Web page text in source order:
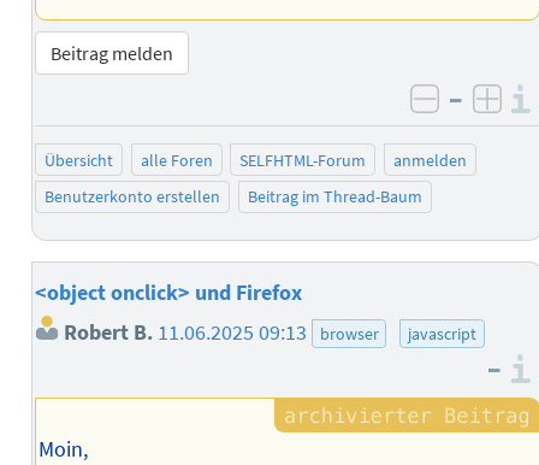
Beitrag melden
negativ
–
Übersicht alle Foren SELFHTML-Forum
anmelden
Benutzerkonto erstellen
Beitrag im Thread-Baum
<object onclick> und Firefox
Robert B. 11.06.2025 09:13 browser javascript
–
Moin,